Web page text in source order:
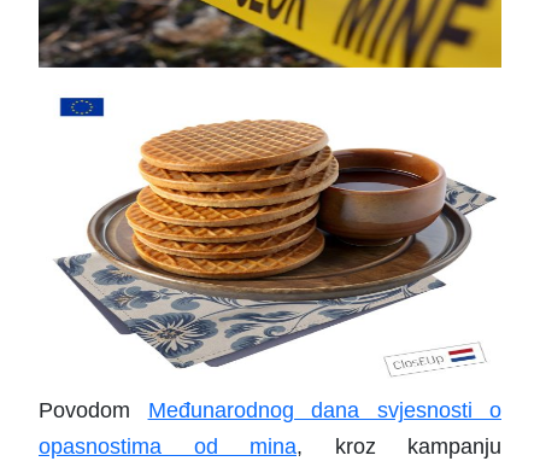
Povodom Međunarodnog dana svjesnosti o
opasnostima od mina, kroz kampanju